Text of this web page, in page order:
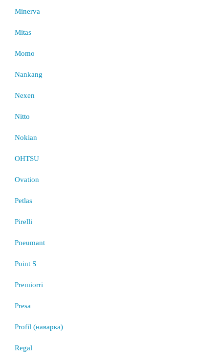
Minerva
Mitas
Momo
Nankang
Nexen
Nitto
Nokian
OHTSU
Ovation
Petlas
Pirelli
Pneumant
Point S
Premiorri
Presa
Profil (наварка)
Regal